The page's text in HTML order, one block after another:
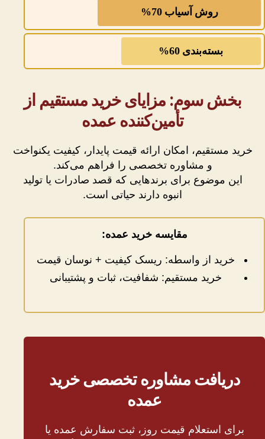
روش آسیاب 70%
بسته‌بندی 60%
بخش سوم: مزایای خرید مستقیم از
تأمین‌کننده عمده
خرید مستقیم، امکان ارائه قیمت پایدار، کیفیت یکنواخت
و مشاوره تخصصی را فراهم می‌کند.
این موضوع برای برندهایی که قصد صادرات یا تولید
انبوه دارند حیاتی است.
مقایسه خرید عمده:
خرید از واسطه: ریسک کیفیت + نوسان قیمت
خرید مستقیم: شفافیت، ثبات و پشتیبانی
دریافت مشاوره تخصصی خرید
عمده
برای استعلام قیمت روز، ثبت سفارش عمده یا